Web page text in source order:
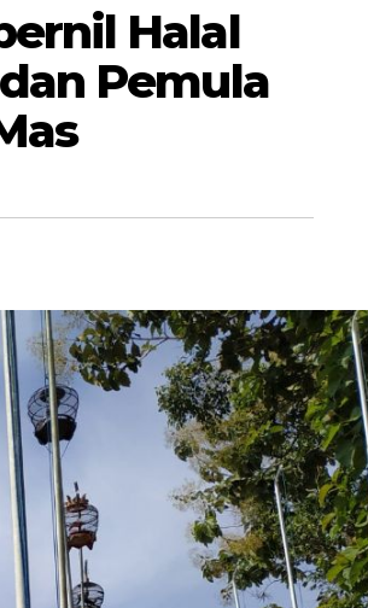
Halal
Pemula